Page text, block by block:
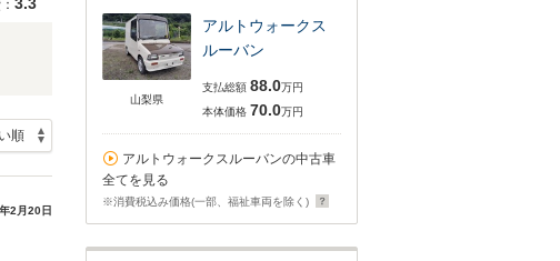
2月20日
山梨県
アルトウォークス
ルーバン
支払総額 88.0万円
本体価格 70.0万円
アルトウォークスルーバンの中古車
全てを見る
※消費税込み価格(一部、福祉車両を除く)